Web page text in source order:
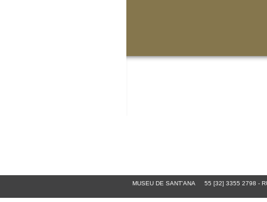
MUSEU DE SANT'ANA 55 [32] 3355 2798 -